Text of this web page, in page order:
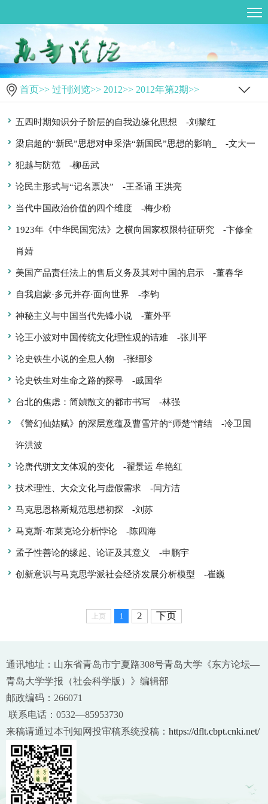
首页>> 过刊浏览>> 2012>> 2012年第2期>>
五四时期知识分子阶层的自我边缘化思想-刘黎红
梁启超的“新民”思想对申采浩“新国民”思想的影响_-文大一
犯越与防范-柳岳武
论民主形式与“记名票决”-王圣诵 王洪亮
当代中国政治价值的四个维度-梅少粉
1923年《中华民国宪法》之横向国家权限特征研究-卞修全
肖婧
美国产品责任法上的售后义务及其对中国的启示-董春华
自我启蒙·多元并存·面向世界-李钧
神秘主义与中国当代先锋小说-董外平
论王小波对中国传统文化理性观的诘难-张川平
论史铁生小说的全息人物-张细珍
论史铁生对生命之路的探寻-戚国华
台北的焦虑：简媜散文的都市书写-林强
《警幻仙姑赋》的深层意蕴及曹雪芹的“师楚”情结-冷卫国
许洪波
论唐代骈文文体观的变化-翟景运 牟艳红
技术理性、大众文化与虚假需求-闫方洁
马克思恩格斯规范思想初探-刘苏
马克斯·布莱克论分析悖论-陈四海
孟子性善论的缘起、论证及其意义-申鹏宇
创新意识与马克思学派社会经济发展分析模型-崔巍
上页 1 2 下页
通讯地址：山东省青岛市宁夏路308号青岛大学《东方论坛—
青岛大学学报（社会科学版）》编辑部
邮政编码：266071
联系电话：0532—85953730
来稿请通过本刊知网投审稿系统投稿： https://dflt.cbpt.cnki.net/